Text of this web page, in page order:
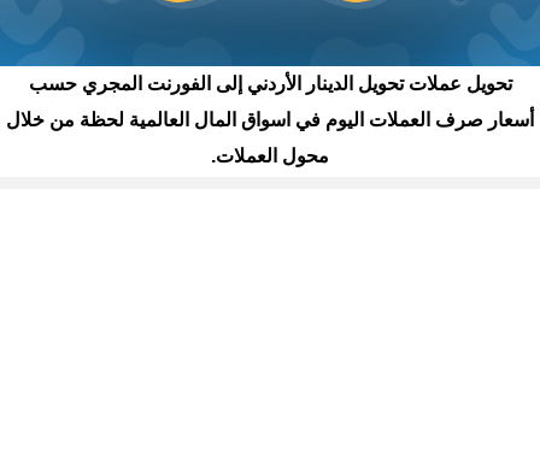
تحويل عملات تحويل الدينار الأردني إلى الفورنت المجري حسب
أسعار صرف العملات اليوم في اسواق المال العالمية لحظة من خلال
محول العملات.